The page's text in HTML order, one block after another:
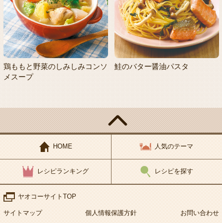
鶏ももと野菜のしみしみコンソ
メスープ
鮭のバター醤油パスタ
HOME 人気のテーマ
レシピランキング レシピを探す
ヤオコーサイトTOP
サイトマップ 個人情報保護方針 お問い合わせ